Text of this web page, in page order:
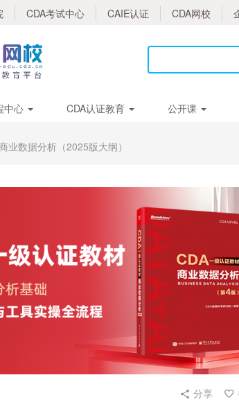
CDA考试中心 CAIE认证 CDA网校
中心 CDA认证教育 公开课
业数据分析（2025版大纲）
分享